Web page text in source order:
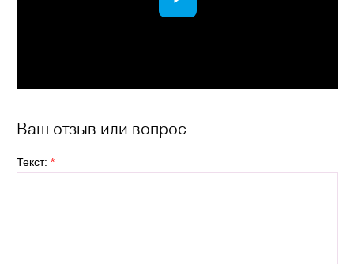
Ваш отзыв или вопрос
Текст: *